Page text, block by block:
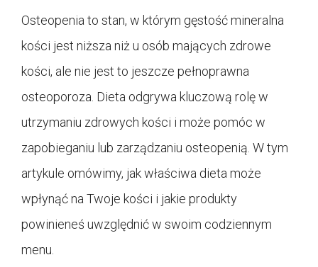
Osteopenia to stan, w którym gęstość mineralna
kości jest niższa niż u osób mających zdrowe
kości, ale nie jest to jeszcze pełnoprawna
osteoporoza. Dieta odgrywa kluczową rolę w
utrzymaniu zdrowych kości i może pomóc w
zapobieganiu lub zarządzaniu osteopenią. W tym
artykule omówimy, jak właściwa dieta może
wpłynąć na Twoje kości i jakie produkty
powinieneś uwzględnić w swoim codziennym
menu.